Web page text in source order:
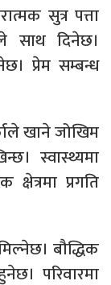
सुत्र पत्ता
साथ दिनेछ।
प्रेम सम्बन्ध
खाने जोखिम
स्वास्थ्यमा
प्रगति
बौद्धिक
परिवारमा